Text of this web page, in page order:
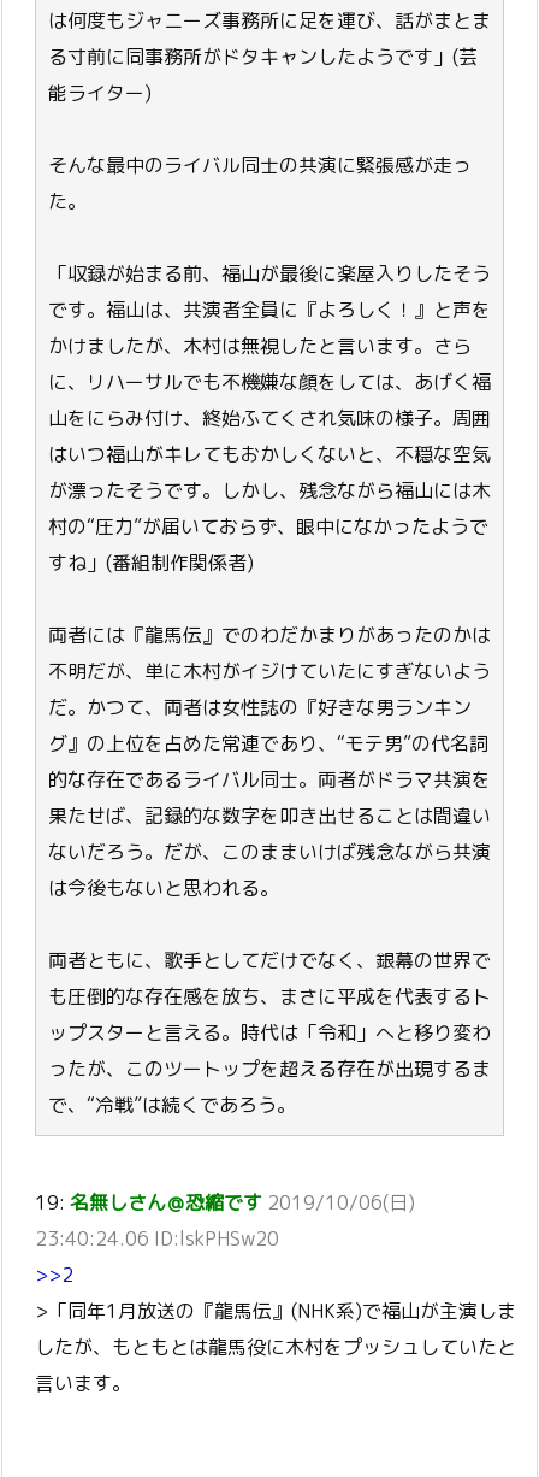
は何度もジャニーズ事務所に足を運び、話がまとま
る寸前に同事務所がドタキャンしたようです」(芸
能ライター)
そんな最中のライバル同士の共演に緊張感が走っ
た。
「収録が始まる前、福山が最後に楽屋入りしたそう
です。福山は、共演者全員に『よろしく！』と声を
かけましたが、木村は無視したと言います。さら
に、リハーサルでも不機嫌な顔をしては、あげく福
山をにらみ付け、終始ふてくされ気味の様子。周囲
はいつ福山がキレてもおかしくないと、不穏な空気
が漂ったそうです。しかし、残念ながら福山には木
村の“圧力”が届いておらず、眼中になかったようで
すね」(番組制作関係者)
両者には『龍馬伝』でのわだかまりがあったのかは
不明だが、単に木村がイジけていたにすぎないよう
だ。かつて、両者は女性誌の『好きな男ランキン
グ』の上位を占めた常連であり、“モテ男”の代名詞
的な存在であるライバル同士。両者がドラマ共演を
果たせば、記録的な数字を叩き出せることは間違い
ないだろう。だが、このままいけば残念ながら共演
は今後もないと思われる。
両者ともに、歌手としてだけでなく、銀幕の世界で
も圧倒的な存在感を放ち、まさに平成を代表するト
ップスターと言える。時代は「令和」へと移り変わ
ったが、このツートップを超える存在が出現するま
で、“冷戦”は続くであろう。
19: 名無しさん＠恐縮です 2019/10/06(日)
23:40:24.06 ID:lskPHSw20
>>2
>「同年1月放送の『龍馬伝』(NHK系)で福山が主演しま
したが、もともとは龍馬役に木村をプッシュしていたと
言います。